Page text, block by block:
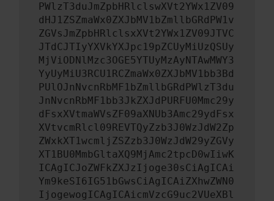
PWlzT3duJmZpbHRlclswXVt2YWx1ZV09
dHJ1ZSZmaWx0ZXJbMV1bZmllbGRdPW1v
ZGVsJmZpbHRlclsxXVt2YWx1ZV09JTVC
JTdCJTIyYXVkYXJpc19pZCUyMiUzQSUy
MjViODNlMzc3OGE5YTUyMzAyNTAwMWY3
YyUyMiU3RCU1RCZmaWx0ZXJbMV1bb3Bd
PUlOJnNvcnRbMF1bZmllbGRdPWlzT3du
JnNvcnRbMF1bb3JkZXJdPURFU0Mmc29y
dFsxXVtmaWVsZF09aXNUb3Amc29ydFsx
XVtvcmRlcl09REVTQyZzb3J0WzJdW2Zp
ZWxkXT1wcmljZSZzb3J0WzJdW29yZGVy
XT1BU0MmbGltaXQ9MjAmc2tpcD0wIiwK
ICAgICJoZWFkZXJzIjoge30sCiAgICAi
Ym9keSI6IG51bGwsCiAgICAiZXhwZWN0
IjogewogICAgICAicmVzcG9uc2VUeXBl